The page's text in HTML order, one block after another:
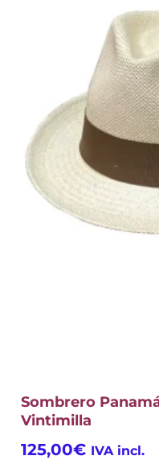
Sombrero
Vintimilla
125,00€ IVA incl.